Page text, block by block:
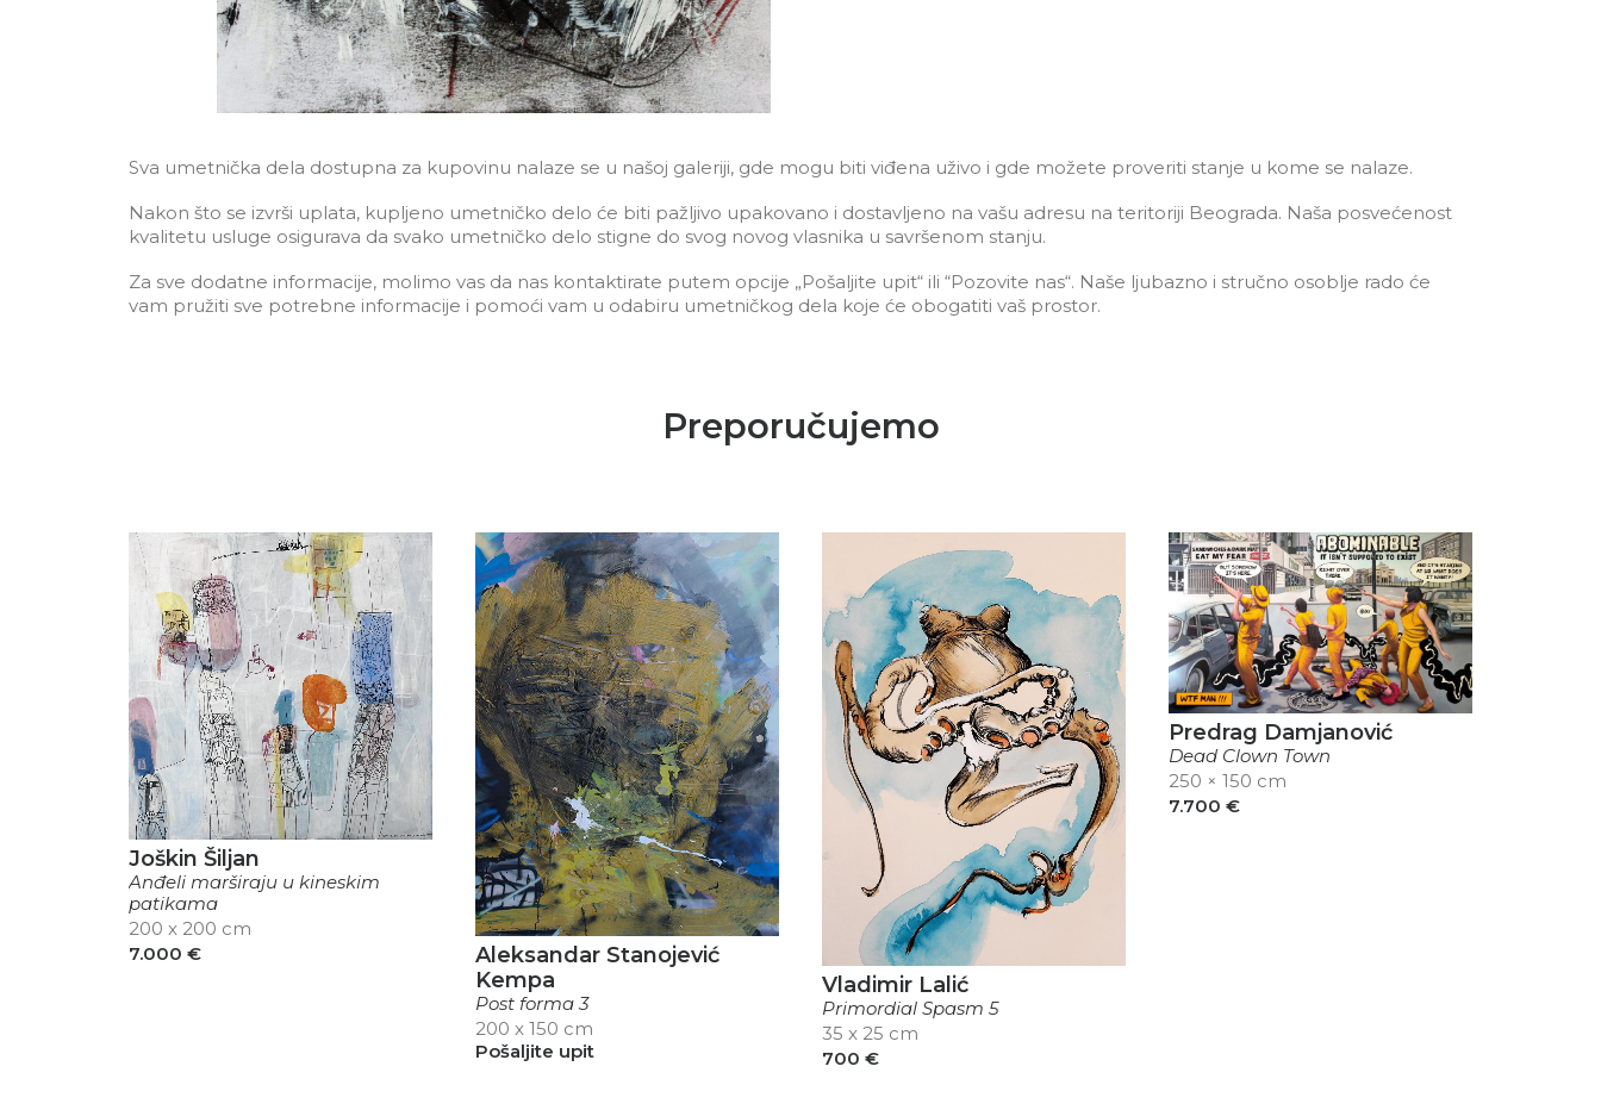
Sva umetnička dela dostupna za kupovinu nalaze se u našoj galeriji, gde mogu biti viđena uživo i gde možete proveriti stanje u kome se nalaze.
Nakon što se izvrši uplata, kupljeno umetničko delo će biti pažljivo upakovano i dostavljeno na vašu adresu na teritoriji Beograda. Naša posvećenost
kvalitetu usluge osigurava da svako umetničko delo stigne do svog novog vlasnika u savršenom stanju.
Za sve dodatne informacije, molimo vas da nas kontaktirate putem opcije „Pošaljite upit“ ili “Pozovite nas“. Naše ljubazno i stručno osoblje rado će
vam pružiti sve potrebne informacije i pomoći vam u odabiru umetničkog dela koje će obogatiti vaš prostor.
Preporučujemo
Joškin Šiljan
Anđeli marširaju u kineskim
patikama
200 x 200 cm
7.000 €
Aleksandar Stanojević
Kempa
Post forma 3
200 x 150 cm
Pošaljite upit
Vladimir Lalić
Primordial Spasm 5
35 x 25 cm
700 €
Predrag Damjanović
Dead Clown Town
250 × 150 cm
7.700 €